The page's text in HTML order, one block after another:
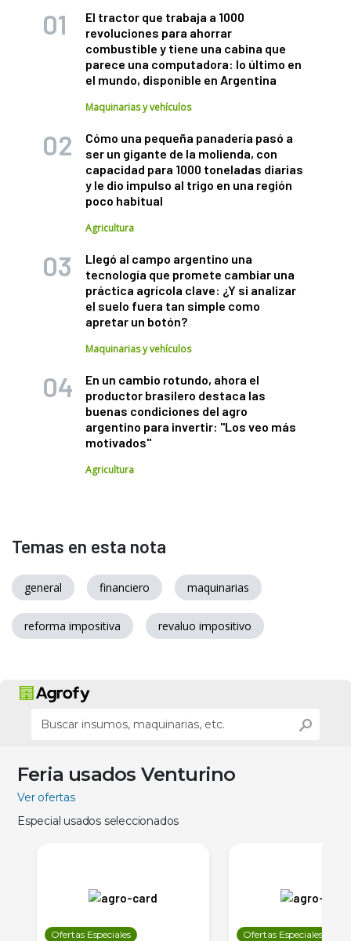
El tractor que trabaja a 1000
revoluciones para ahorrar
combustible y tiene una cabina que
parece una computadora: lo último en
el mundo, disponible en Argentina
Maquinarias y vehículos
Cómo una pequeña panadería pasó a
ser un gigante de la molienda, con
capacidad para 1000 toneladas diarias
y le dio impulso al trigo en una región
poco habitual
Agricultura
Llegó al campo argentino una
tecnología que promete cambiar una
práctica agrícola clave: ¿Y si analizar
el suelo fuera tan simple como
apretar un botón?
Maquinarias y vehículos
En un cambio rotundo, ahora el
productor brasilero destaca las
buenas condiciones del agro
argentino para invertir: "Los veo más
motivados"
Agricultura
Temas en esta nota
general financiero maquinarias
reforma impositiva revaluo impositivo
Feria usados Venturino
Ver ofertas
Especial usados seleccionados
Ofertas Especiales Ofertas Especiales